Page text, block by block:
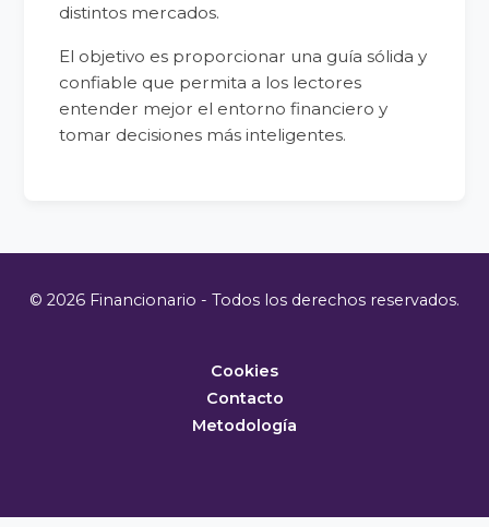
distintos mercados.
El objetivo es proporcionar una guía sólida y
confiable que permita a los lectores
entender mejor el entorno financiero y
tomar decisiones más inteligentes.
© 2026 Financionario - Todos los derechos reservados.
Cookies
Contacto
Metodología